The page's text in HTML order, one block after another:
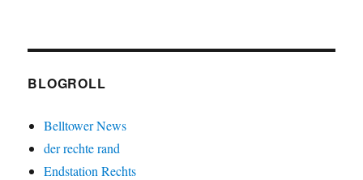
BLOGROLL
Belltower News
der rechte rand
Endstation Rechts